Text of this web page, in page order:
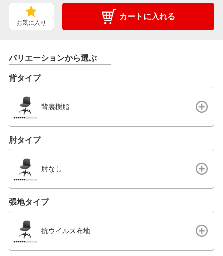
お気に入り
カートに入れる
バリエーションから選ぶ
背タイプ
背裏樹脂
肘タイプ
肘なし
張地タイプ
抗ウイルス布地